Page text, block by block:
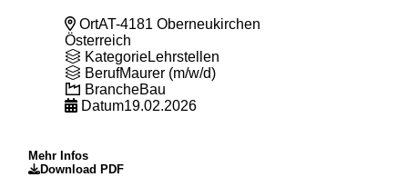
OrtAT-4181 Oberneukirchen
Österreich
KategorieLehrstellen
BerufMaurer (m/w/d)
BrancheBau
Datum19.02.2026
Mehr Infos
Download PDF